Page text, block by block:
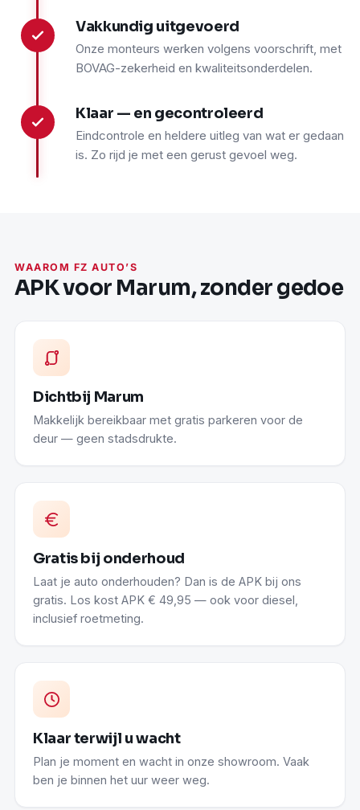
3 Vakkundig uitgevoerd
Onze monteurs werken volgens voorschrift, met
BOVAG-zekerheid en kwaliteitsonderdelen.
4 Klaar — en gecontroleerd
Eindcontrole en heldere uitleg van wat er gedaan
is. Zo rijd je met een gerust gevoel weg.
WAAROM FZ AUTO’S
APK voor Marum, zonder gedoe
Dichtbij Marum
Makkelijk bereikbaar met gratis parkeren voor de
deur — geen stadsdrukte.
Gratis bij onderhoud
Laat je auto onderhouden? Dan is de APK bij ons
gratis. Los kost APK € 49,95 — ook voor diesel,
inclusief roetmeting.
Klaar terwijl u wacht
Plan je moment en wacht in onze showroom. Vaak
ben je binnen het uur weer weg.